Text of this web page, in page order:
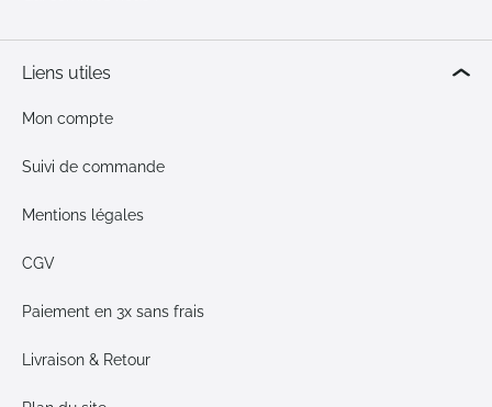
Liens utiles
Mon compte
Suivi de commande
Mentions légales
CGV
Paiement en 3x sans frais
Livraison & Retour